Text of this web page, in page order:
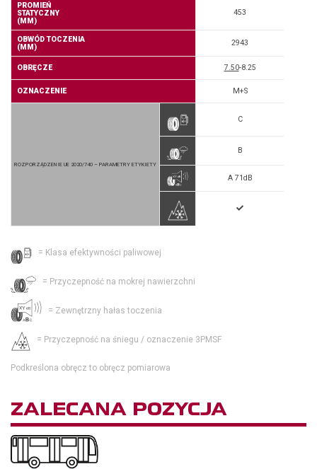
PROMIEŃ
STATYCZNY
(MM)
453
OBWÓD TOCZENIA
(MM)
2943
OBRĘCZE 7.50-8.25
OZNACZENIE M+S
ROZPORZĄDZENIE UE 2020/740 – PARAMETRY ETYKIETY
C
B
A 71dB
= Klasa efektywności paliwowej
= Przyczepność na mokrej nawierzchni
= Zewnętrzny hałas toczenia
= Przyczepność na śniegu / oznaczenie 3PMSF
Podkreślona obręcz to obręcz pomiarowa
ZALECANA POZYCJA